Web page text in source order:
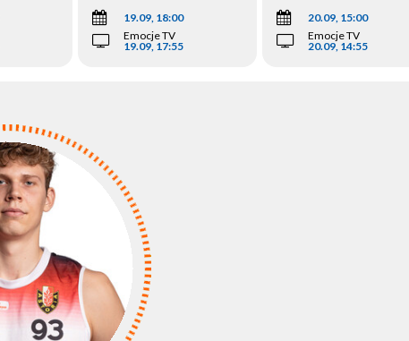
19.09, 18:00
Emocje TV
19.09, 17:55
20.09, 15:00
Emocje TV
20.09, 14:55